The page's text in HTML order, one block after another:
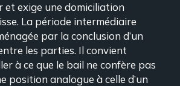
et exige une domiciliation
La période intermédiaire
par la conclusion d’un
les parties. Il convient
à ce que le bail ne confère pas
position analogue à celle d’un